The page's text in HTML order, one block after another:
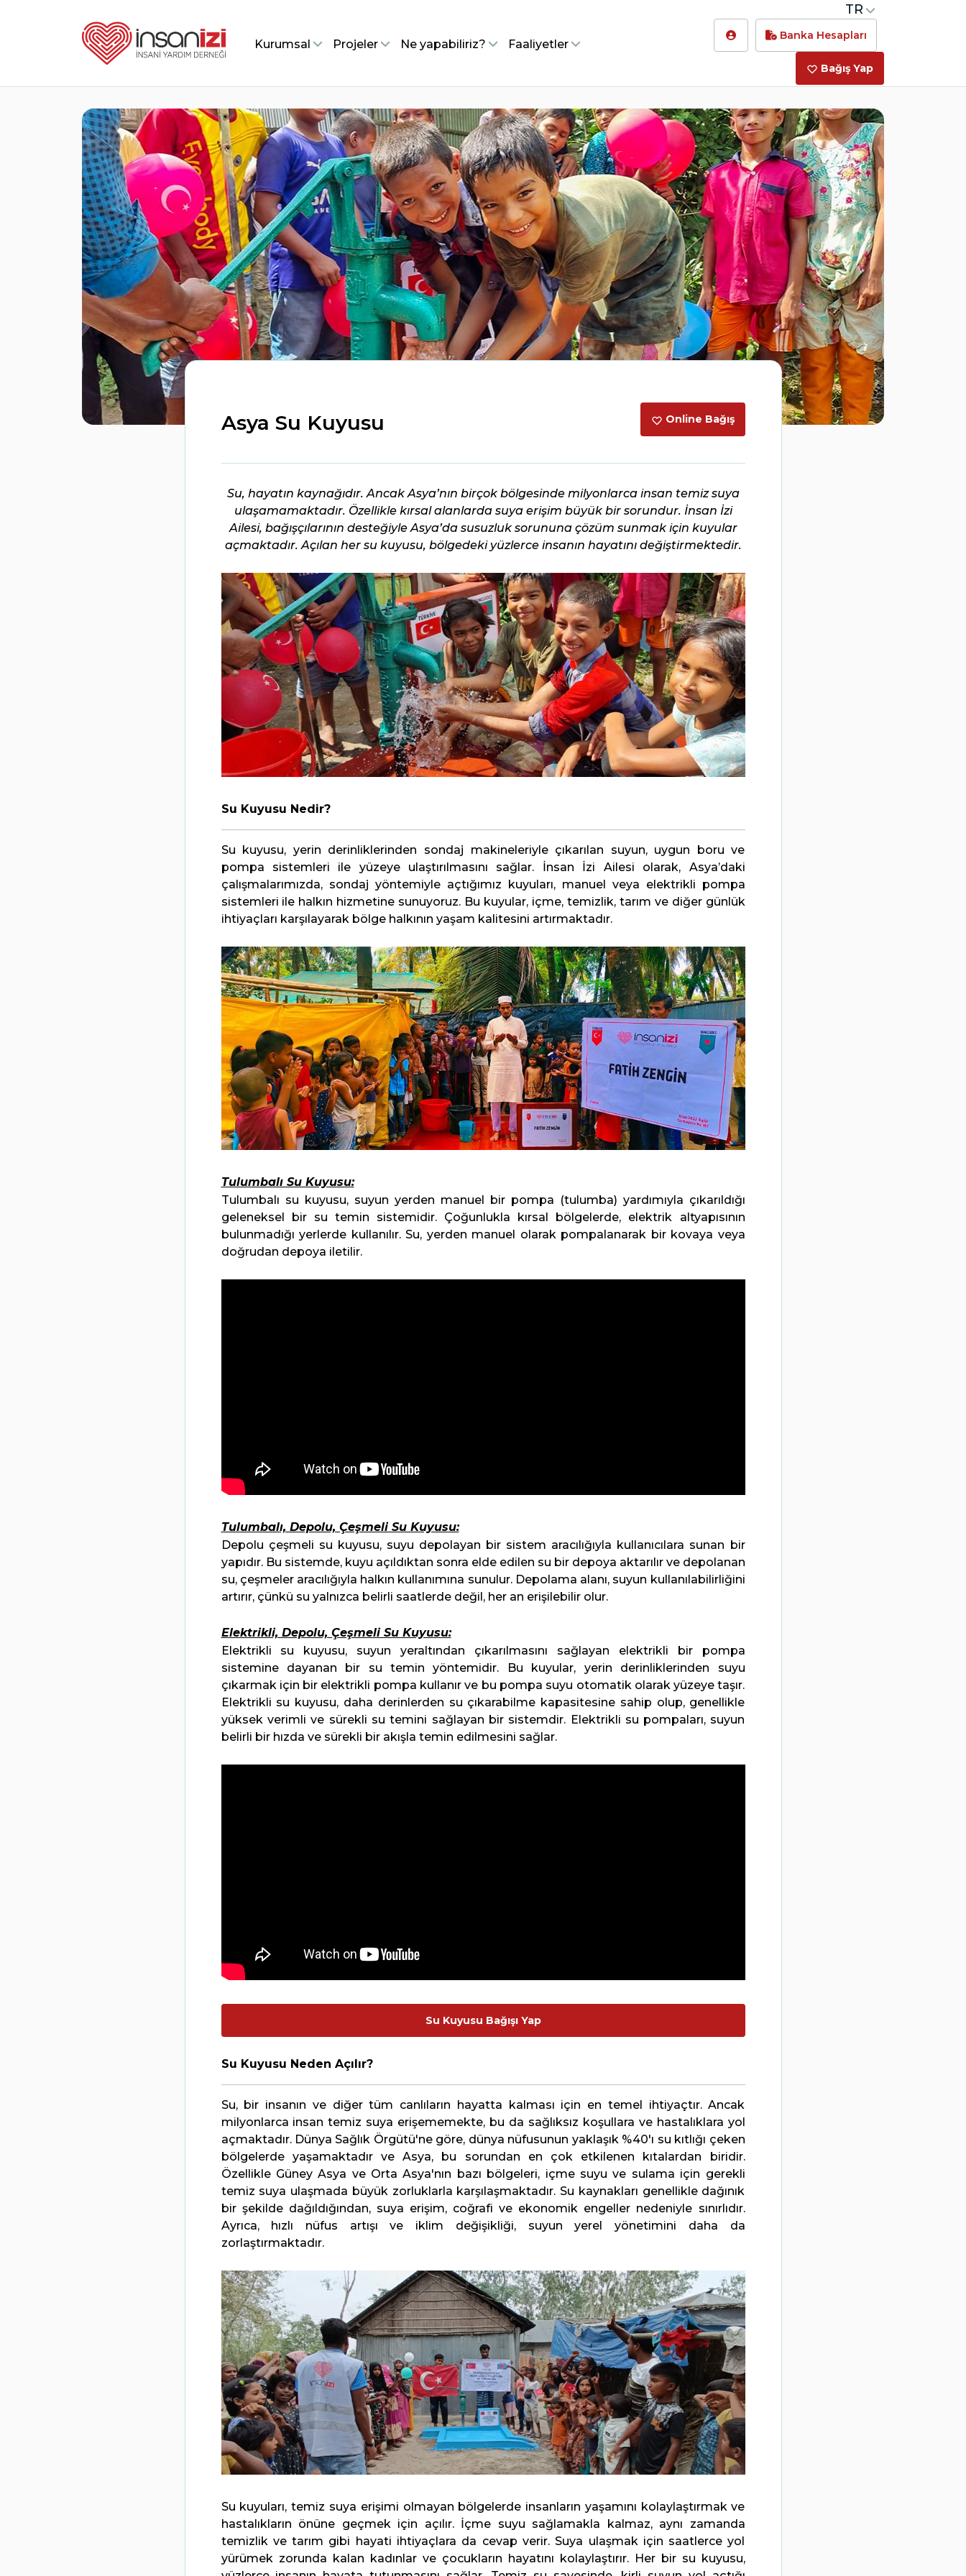
Kurumsal Projeler Ne yapabiliriz? Faaliyetler
TR
Banka Hesapları
Bağış Yap
Asya Su Kuyusu Online Bağış
Su, hayatın kaynağıdır. Ancak Asya’nın birçok bölgesinde milyonlarca insan temiz suya
ulaşamamaktadır. Özellikle kırsal alanlarda suya erişim büyük bir sorundur. İnsan İzi
Ailesi, bağışçılarının desteğiyle Asya’da susuzluk sorununa çözüm sunmak için kuyular
açmaktadır. Açılan her su kuyusu, bölgedeki yüzlerce insanın hayatını değiştirmektedir.
Su Kuyusu Nedir?
Su kuyusu, yerin derinliklerinden sondaj makineleriyle çıkarılan suyun, uygun boru ve
pompa sistemleri ile yüzeye ulaştırılmasını sağlar. İnsan İzi Ailesi olarak, Asya’daki
çalışmalarımızda, sondaj yöntemiyle açtığımız kuyuları, manuel veya elektrikli pompa
sistemleri ile halkın hizmetine sunuyoruz. Bu kuyular, içme, temizlik, tarım ve diğer günlük
ihtiyaçları karşılayarak bölge halkının yaşam kalitesini artırmaktadır.
Tulumbalı Su Kuyusu:
Tulumbalı su kuyusu, suyun yerden manuel bir pompa (tulumba) yardımıyla çıkarıldığı
geleneksel bir su temin sistemidir. Çoğunlukla kırsal bölgelerde, elektrik altyapısının
bulunmadığı yerlerde kullanılır. Su, yerden manuel olarak pompalanarak bir kovaya veya
doğrudan depoya iletilir.
Tulumbalı, Depolu, Çeşmeli Su Kuyusu:
Depolu çeşmeli su kuyusu, suyu depolayan bir sistem aracılığıyla kullanıcılara sunan bir
yapıdır. Bu sistemde, kuyu açıldıktan sonra elde edilen su bir depoya aktarılır ve depolanan
su, çeşmeler aracılığıyla halkın kullanımına sunulur. Depolama alanı, suyun kullanılabilirliğini
artırır, çünkü su yalnızca belirli saatlerde değil, her an erişilebilir olur.
Elektrikli, Depolu, Çeşmeli Su Kuyusu:
Elektrikli su kuyusu, suyun yeraltından çıkarılmasını sağlayan elektrikli bir pompa
sistemine dayanan bir su temin yöntemidir. Bu kuyular, yerin derinliklerinden suyu
çıkarmak için bir elektrikli pompa kullanır ve bu pompa suyu otomatik olarak yüzeye taşır.
Elektrikli su kuyusu, daha derinlerden su çıkarabilme kapasitesine sahip olup, genellikle
yüksek verimli ve sürekli su temini sağlayan bir sistemdir. Elektrikli su pompaları, suyun
belirli bir hızda ve sürekli bir akışla temin edilmesini sağlar.
Su Kuyusu Bağışı Yap
Su Kuyusu Neden Açılır?
Su, bir insanın ve diğer tüm canlıların hayatta kalması için en temel ihtiyaçtır. Ancak
milyonlarca insan temiz suya erişememekte, bu da sağlıksız koşullara ve hastalıklara yol
açmaktadır. Dünya Sağlık Örgütü'ne göre, dünya nüfusunun yaklaşık %40'ı su kıtlığı çeken
bölgelerde yaşamaktadır ve Asya, bu sorundan en çok etkilenen kıtalardan biridir.
Özellikle Güney Asya ve Orta Asya'nın bazı bölgeleri, içme suyu ve sulama için gerekli
temiz suya ulaşmada büyük zorluklarla karşılaşmaktadır. Su kaynakları genellikle dağınık
bir şekilde dağıldığından, suya erişim, coğrafi ve ekonomik engeller nedeniyle sınırlıdır.
Ayrıca, hızlı nüfus artışı ve iklim değişikliği, suyun yerel yönetimini daha da
zorlaştırmaktadır.
Su kuyuları, temiz suya erişimi olmayan bölgelerde insanların yaşamını kolaylaştırmak ve
hastalıkların önüne geçmek için açılır. İçme suyu sağlamakla kalmaz, aynı zamanda
temizlik ve tarım gibi hayati ihtiyaçlara da cevap verir. Suya ulaşmak için saatlerce yol
yürümek zorunda kalan kadınlar ve çocukların hayatını kolaylaştırır. Her bir su kuyusu,